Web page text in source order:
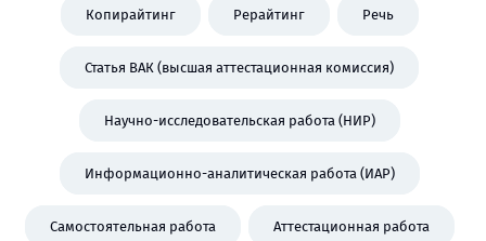
Копирайтинг Рерайтинг Речь
Статья ВАК (высшая аттестационная комиссия)
Научно-исследовательская работа (НИР)
Информационно-аналитическая работа (ИАР)
Самостоятельная работа Аттестационная работа